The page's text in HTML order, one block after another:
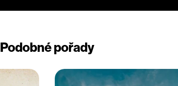
Podobné pořady